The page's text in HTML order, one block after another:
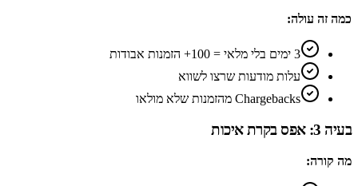
כמה זה עולה:
3 ימים בלי מלאי = 100+ הזמנות אבודות
עלות מודעות שרצו לשווא
Chargebacks מהזמנות שלא מולאו
בעיה 3: אפס בקרת איכות
מה קורה: